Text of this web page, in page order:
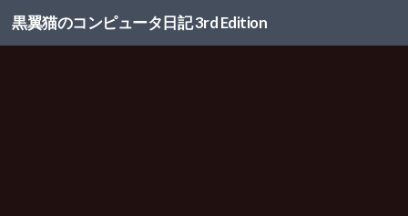
コンテンツへスキップ
黒翼猫のコンピュータ日記 3rd Edition